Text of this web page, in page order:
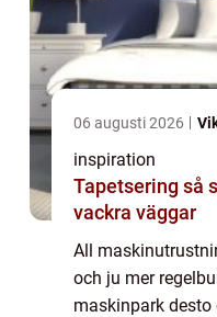
06 augusti 2026
inspiration
Tapetsering så skapar du hållbara och
vackra väggar
All
och ju mer
maskinpark